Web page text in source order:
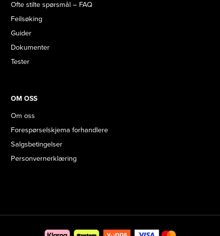
Ofte stilte spørsmål – FAQ
Feilsøking
Guider
Dokumenter
Tester
OM OSS
Om oss
Forespørselskjema forhandlere
Salgsbetingelser
Personvernerklæring